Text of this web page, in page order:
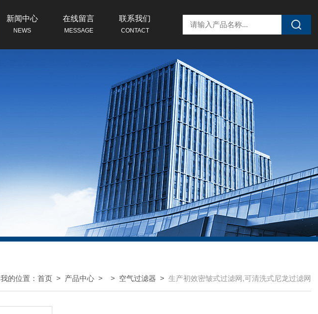
新闻中心
NEWS
在线留言
MESSAGE
联系我们
CONTACT
我的位置： 首页 > 产品中心 > > 空气过滤器 > 生产初效密皱式过滤网,可清洗式尼龙过滤网